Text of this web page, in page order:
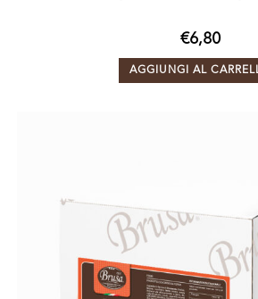
€6,80
AGGIUNGI AL